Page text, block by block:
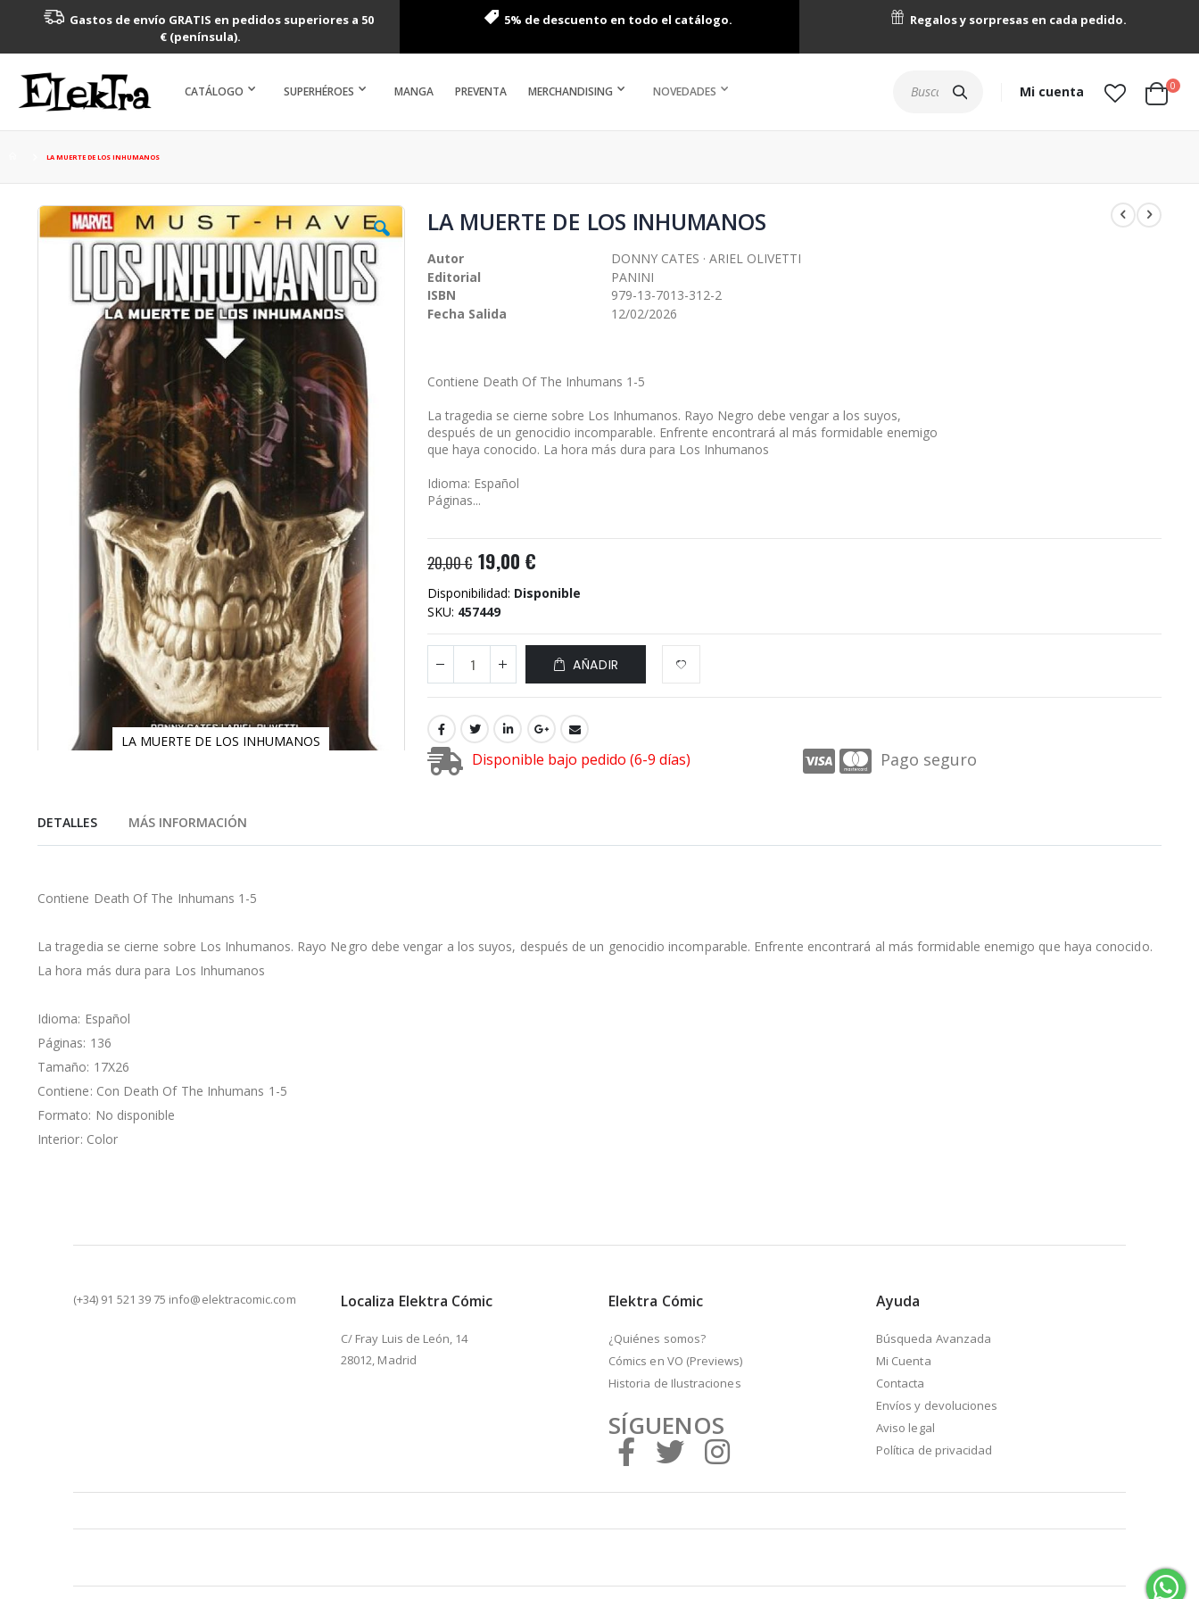
Gastos de envío GRATIS en pedidos superiores a 50
€ (península).
5% de descuento en todo el catálogo. Regalos y sorpresas en cada pedido.
CATÁLOGO SUPERHÉROES MANGA PREVENTA MERCHANDISING NOVEDADES Mi cuenta Cart
0
LA MUERTE DE LOS INHUMANOS
Saltar
galería
imágenes
LA MUERTE DE LOS INHUMANOS
la
galería
LA MUERTE DE LOS INHUMANOS
Autor
DONNY CATES · ARIEL OLIVETTI
Editorial
PANINI
ISBN
979-13-7013-312-2
Fecha Salida
12/02/2026
Contiene Death Of The Inhumans 1-5
La tragedia se cierne sobre Los Inhumanos. Rayo Negro debe vengar a los suyos,
después de un genocidio incomparable. Enfrente encontrará al más formidable enemigo
que haya conocido. La hora más dura para Los Inhumanos
Idioma: Español
Páginas...
20,00 € 19,00 €
Disponibilidad: Disponible
SKU 457449
AÑADIR
Disponible bajo pedido (6-9 días) Pago seguro
DETALLES
Contiene Death Of The Inhumans 1-5
La tragedia se cierne sobre Los Inhumanos. Rayo Negro debe vengar a los suyos, después de un genocidio incomparable. Enfrente encontrará al más formidable enemigo que haya conocido.
La hora más dura para Los Inhumanos
Idioma: Español
Páginas: 136
Tamaño: 17X26
Contiene: Con Death Of The Inhumans 1-5
Formato: No disponible
Interior: Color
MÁS INFORMACIÓN
(+34) 91 521 39 75 info@elektracomic.com Localiza Elektra Cómic
C/ Fray Luis de León, 14
28012, Madrid
Elektra Cómic
¿Quiénes somos?
Cómics en VO (Previews)
Historia de Ilustraciones
SÍGUENOS
Ayuda
Búsqueda Avanzada
Mi Cuenta
Contacta
Envíos y devoluciones
Aviso legal
Política de privacidad